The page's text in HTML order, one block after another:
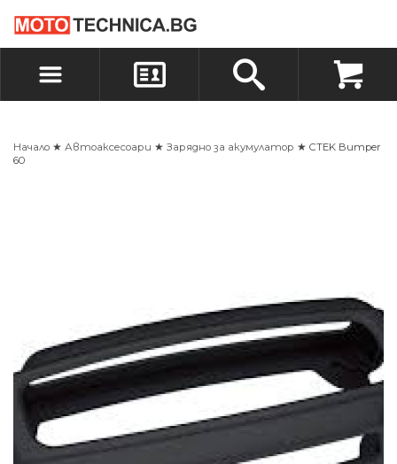
ВХОД
БЪРЗА ПОРЪЧКА ПОРЪЧКА
Начало ★ Автоаксесоари ★ Зарядно за акумулатор ★ CTEK Bumper
60